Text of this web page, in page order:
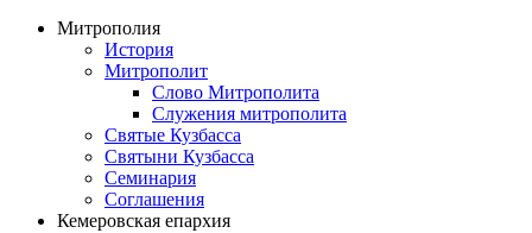
Митрополия
История
Митрополит
Слово Митрополита
Служения митрополита
Святые Кузбасса
Святыни Кузбасса
Семинария
Соглашения
Кемеровская епархия